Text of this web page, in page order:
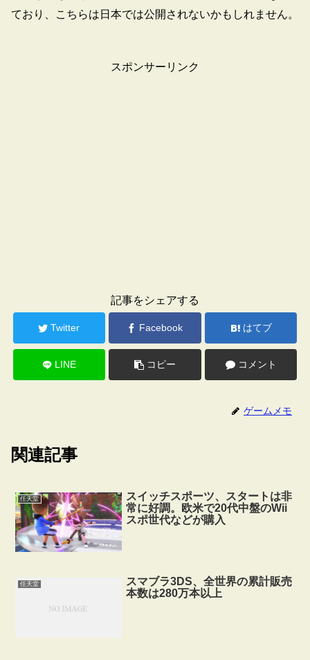
ており、こちらは日本では公開されないかもしれません。
スポンサーリンク
記事をシェアする
Twitter Facebook はてブ
LINE コピー コメント
ゲームメモ
関連記事
任天堂
スイッチスポーツ、スタートは非
常に好調。欧米で20代中盤のWii
スポ世代などが購入
任天堂
スマブラ3DS、全世界の累計販売
本数は280万本以上